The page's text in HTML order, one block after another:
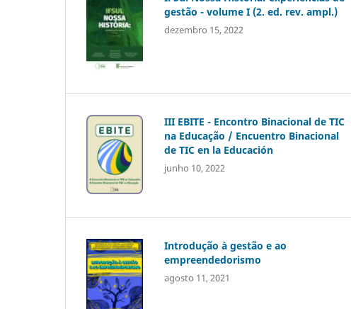
gestão - volume I (2. ed. rev. ampl.)
dezembro 15, 2022
III EBITE - Encontro Binacional de TIC
na Educação / Encuentro Binacional
de TIC en la Educación
junho 10, 2022
Introdução à gestão e ao
empreendedorismo
agosto 11, 2021